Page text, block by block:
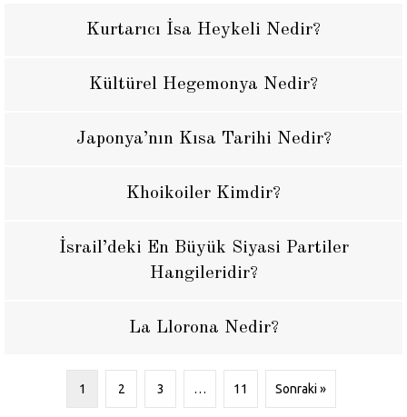
Kurtarıcı İsa Heykeli Nedir?
Kültürel Hegemonya Nedir?
Japonya’nın Kısa Tarihi Nedir?
Khoikoiler Kimdir?
İsrail’deki En Büyük Siyasi Partiler
Hangileridir?
La Llorona Nedir?
1 2 3 … 11 Sonraki »